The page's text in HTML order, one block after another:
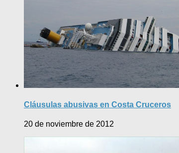
Cláusulas abusivas en Costa Cruceros
20 de noviembre de 2012